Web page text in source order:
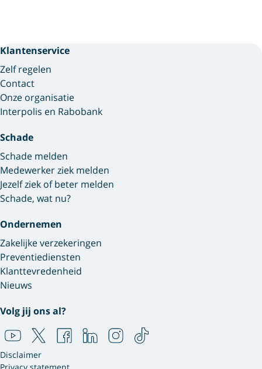
Klantenservice
Zelf regelen
Contact
Onze organisatie
Interpolis en Rabobank
Schade
Schade melden
Medewerker ziek melden
Jezelf ziek of beter melden
Schade, wat nu?
Ondernemen
Zakelijke verzekeringen
Preventiediensten
Klanttevredenheid
Nieuws
Volg jij ons al?
Disclaimer